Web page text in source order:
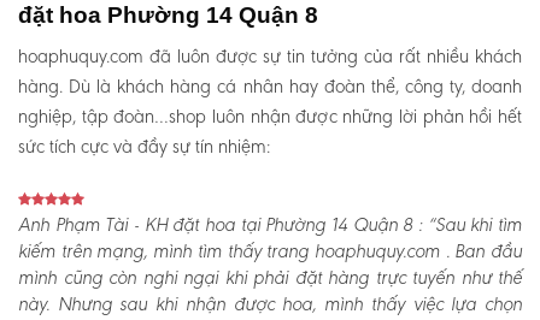
đặt hoa Phường 14 Quận 8
hoaphuquy.com đã luôn được sự tin tưởng của rất nhiều khách
hàng. Dù là khách hàng cá nhân hay đoàn thể, công ty, doanh
nghiệp, tập đoàn…shop luôn nhận được những lời phản hồi hết
sức tích cực và đầy sự tín nhiệm:
Anh Phạm Tài - KH đặt hoa tại Phường 14 Quận 8 :“Sau khi tìm
kiếm trên mạng, mình tìm thấy trang hoaphuquy.com . Ban đầu
mình cũng còn nghi ngại khi phải đặt hàng trực tuyến như thế
này. Nhưng sau khi nhận được hoa, mình thấy việc lựa chọn